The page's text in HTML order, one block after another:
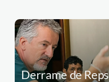
Derrame de